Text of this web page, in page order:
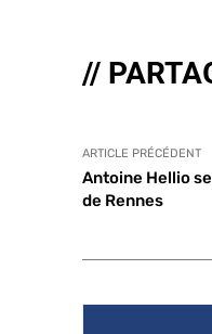
//
ARTICLE PRÉCÉDENT
Antoine Hellio
de Rennes